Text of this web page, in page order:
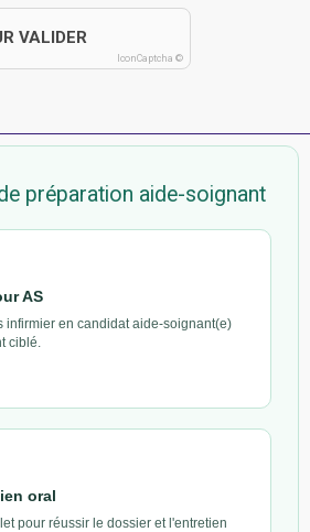
VALIDER
IconCaptcha ©
préparation aide-soignant
AS
infirmier en candidat aide-soignant(e)
ciblé.
oral
pour réussir le dossier et l'entretien